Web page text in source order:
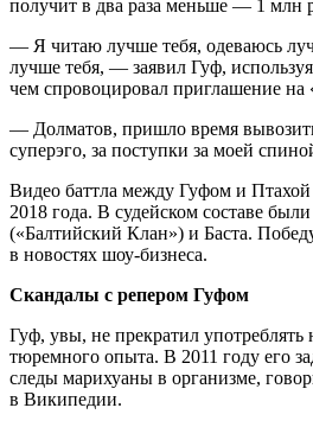
получит в два раза меньше — 1 млн
— Я читаю лучше тебя, одеваюсь
лучше тебя, — заявил Гуф,
чем спровоцировал приглашение на
— Долматов, пришло время вывозить
суперэго, за поступки за моей
Видео баттла между Гуфом и Птахой
2018 года. В судейском составе
(«Балтийский Клан») и Баста.
в новостях шоу-бизнеса.
Скандалы с репером Гуфом
Гуф, увы, не прекратил употреблять
тюремного опыта. В 2011 году его
следы марихуаны в организме,
в Википедии.